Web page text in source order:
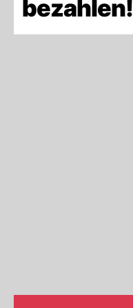
bezahlen!